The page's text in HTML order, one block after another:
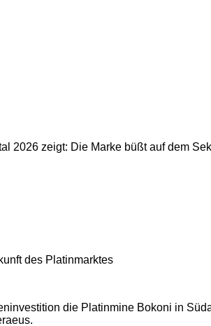
2026 zeigt: Die Marke büßt auf dem
des Platinmarktes
die Platinmine Bokoni in